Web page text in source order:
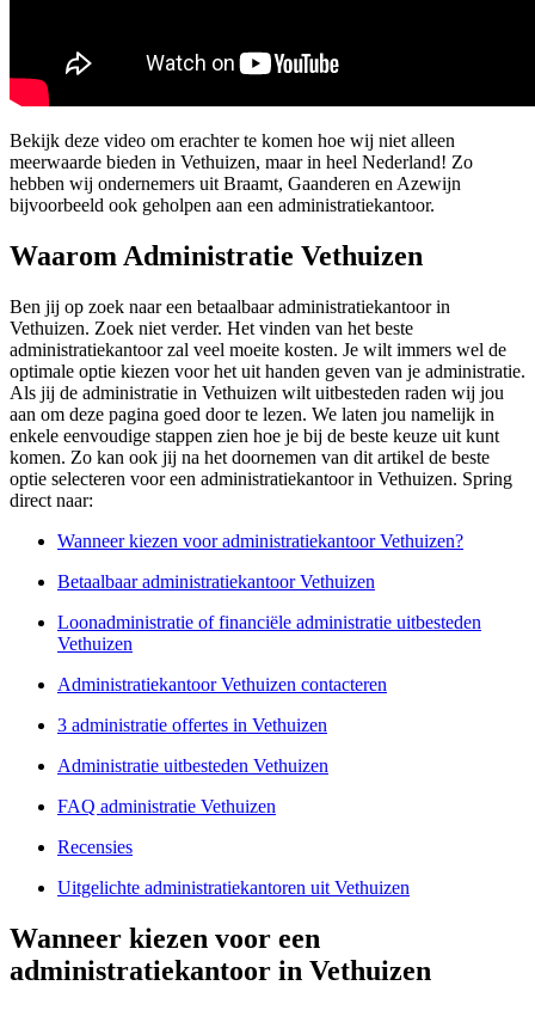
Bekijk deze video om erachter te komen hoe wij niet alleen
meerwaarde bieden in Vethuizen, maar in heel Nederland! Zo
hebben wij ondernemers uit Braamt, Gaanderen en Azewijn
bijvoorbeeld ook geholpen aan een administratiekantoor.
Waarom Administratie Vethuizen
Ben jij op zoek naar een betaalbaar administratiekantoor in
Vethuizen. Zoek niet verder. Het vinden van het beste
administratiekantoor zal veel moeite kosten. Je wilt immers wel de
optimale optie kiezen voor het uit handen geven van je administratie.
Als jij de administratie in Vethuizen wilt uitbesteden raden wij jou
aan om deze pagina goed door te lezen. We laten jou namelijk in
enkele eenvoudige stappen zien hoe je bij de beste keuze uit kunt
komen. Zo kan ook jij na het doornemen van dit artikel de beste
optie selecteren voor een administratiekantoor in Vethuizen. Spring
direct naar:
Wanneer kiezen voor administratiekantoor Vethuizen?
Betaalbaar administratiekantoor Vethuizen
Loonadministratie of financiële administratie uitbesteden
Vethuizen
Administratiekantoor Vethuizen contacteren
3 administratie offertes in Vethuizen
Administratie uitbesteden Vethuizen
FAQ administratie Vethuizen
Recensies
Uitgelichte administratiekantoren uit Vethuizen
Wanneer kiezen voor een
administratiekantoor in Vethuizen